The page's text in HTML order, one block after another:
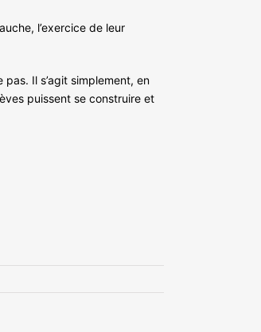
l’exercice de leur
Il s’agit simplement, en
puissent se construire et